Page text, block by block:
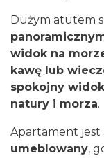
Dużym atutem
widok na
kawę lub
spokojny
natury i morza.
Apartament jest
umeblowany,